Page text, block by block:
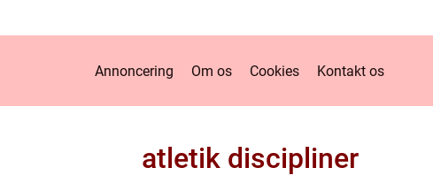
Annoncering Om os Cookies Kontakt os
atletik discipliner